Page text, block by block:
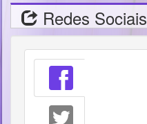
Redes Sociais